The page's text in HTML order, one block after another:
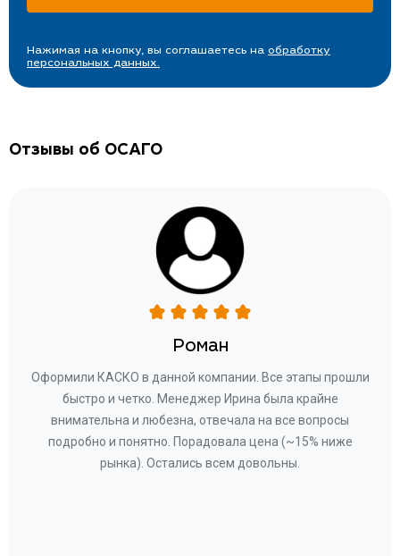
Нажимая на кнопку, вы соглашаетесь на обработку
персональных данных.
Отзывы об ОСАГО
Роман
Оформили КАСКО в данной компании. Все этапы прошли
быстро и четко. Менеджер Ирина была крайне
внимательна и любезна, отвечала на все вопросы
подробно и понятно. Порадовала цена (~15% ниже
рынка). Остались всем довольны.